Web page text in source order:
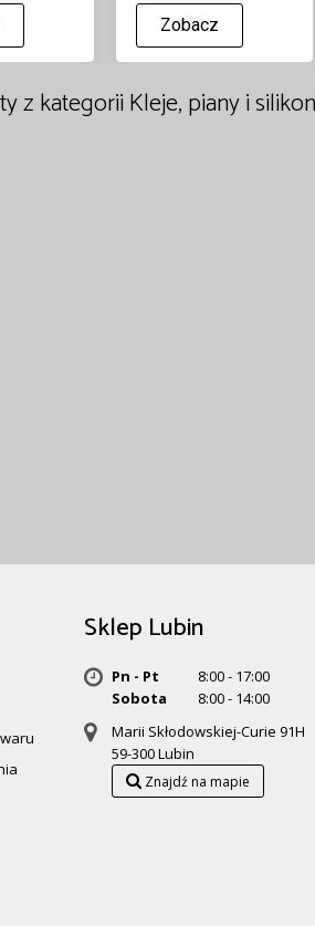
Zobacz
z kategorii Kleje, piany i
Sklep Lubin
Pn - Pt
8:00 - 17:00
Sobota
8:00 - 14:00
Marii Skłodowskiej-Curie 91H
59-300 Lubin
Znajdź na mapie